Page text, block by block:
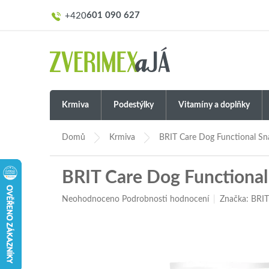
601 090 627
Krmiva Podestýlky Vitamíny a doplňky
Domů Krmiva BRIT Care Dog Functional
BRIT Care Dog
Průměrné
Neohodnoceno Podrobnosti hodnocení Značka: